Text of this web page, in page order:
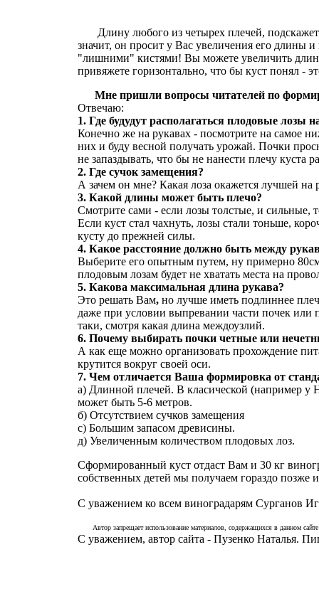
Длину любого из четырех плечей,
значит, он просит у Вас увеличения его длины
"лишними" кистями! Вы можете увеличить
привяжете горизонтально, что бы куст понял -
Мне пришли вопросы читателей по
Отвечаю:
1. Где будудут располагаться плодовые лозы
Конечно же на рукавах - посмотрите на самое
них и буду весной получать урожай. Почки
не запаздывать, что бы не нанести плечу куста
2. Где сучок замещения?
А зачем он мне? Какая лоза окажется лучшей на
3. Какой длины может быть плечо?
Смотрите сами - если лозы толстые, и сильные,
Если куст стал чахнуть, лозы стали тоньше,
кусту до прежней силы.
4. Какое расстояние должно быть между
Выберите его опытным путем, ну примерно
плодовым лозам будет не хватать места на
5. Какова максимальная длина рукава?
Это решать Вам, но лучше иметь подлиннее
даже при условии выпревании части почек
таки, смотря какая длина междоузлий.
6. Почему выбирать почки четные или
А как еще можно организовать прохождение
крутится вокруг своей оси.
7. Чем отличается Ваша формировка от
а) Длинной плечей. В класической (например у
может быть 5-6 метров.
б) Отсутствием сучков замещения
с) Большим запасом древисины.
д) Увеличенным количеством плодовых лоз.
Сформированный куст отдаст Вам и 30 кг
собственных детей мы получаем гораздо
С уважением ко всем виноградарям Сурганов
Автор запрещает использование материалов, содержащихся в данном
С уважением, автор сайта - Пузенко Наталья.